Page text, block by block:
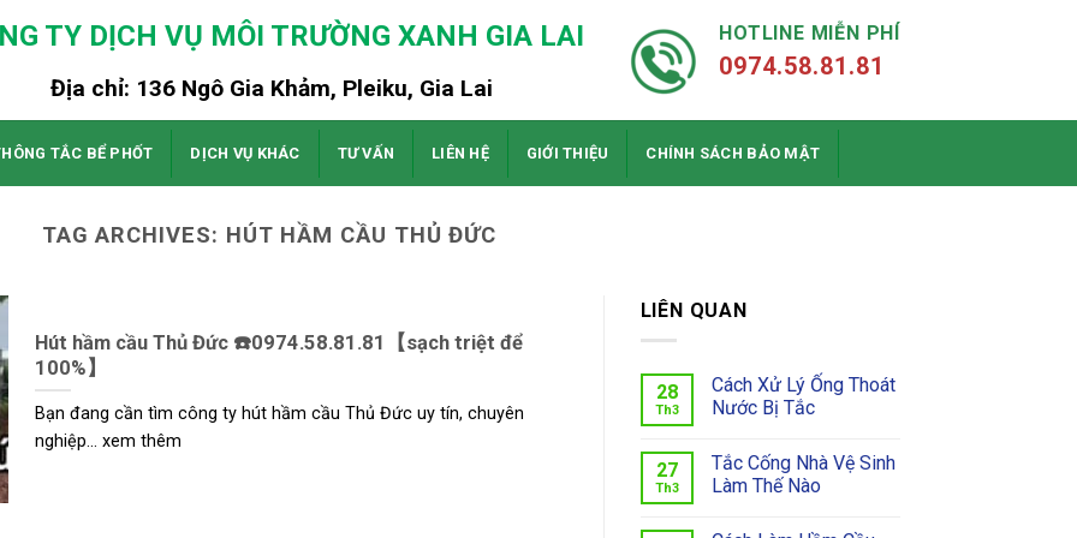
TY DỊCH VỤ MÔI TRƯỜNG XANH GIA LAI
Địa chỉ: 136 Ngô Gia Khảm, Pleiku, Gia Lai
HOTLINE MIỄN PHÍ
0974.58.81.81
TẮC BỂ PHỐT DỊCH VỤ KHÁC TƯ VẤN LIÊN HỆ GIỚI THIỆU CHÍNH SÁCH BẢO MẬT
TAG ARCHIVES: HÚT HẦM CẦU THỦ ĐỨC
Hút hầm cầu Thủ Đức ☎️0974.58.81.81【sạch triệt để
100%】
Bạn đang cần tìm công ty hút hầm cầu Thủ Đức uy tín, chuyên
nghiệp... xem thêm
LIÊN QUAN
28
Th3
Cách Xử Lý Ống Thoát
Nước Bị Tắc
27
Th3
Tắc Cống Nhà Vệ Sinh
Làm Thế Nào